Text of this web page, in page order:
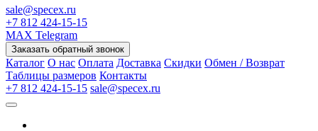
sale@specex.ru
+7 812 424-15-15
MAX Telegram
Заказать обратный звонок
Каталог О нас Оплата Доставка Скидки Обмен / Возврат
Таблицы размеров Контакты
+7 812 424-15-15 sale@specex.ru